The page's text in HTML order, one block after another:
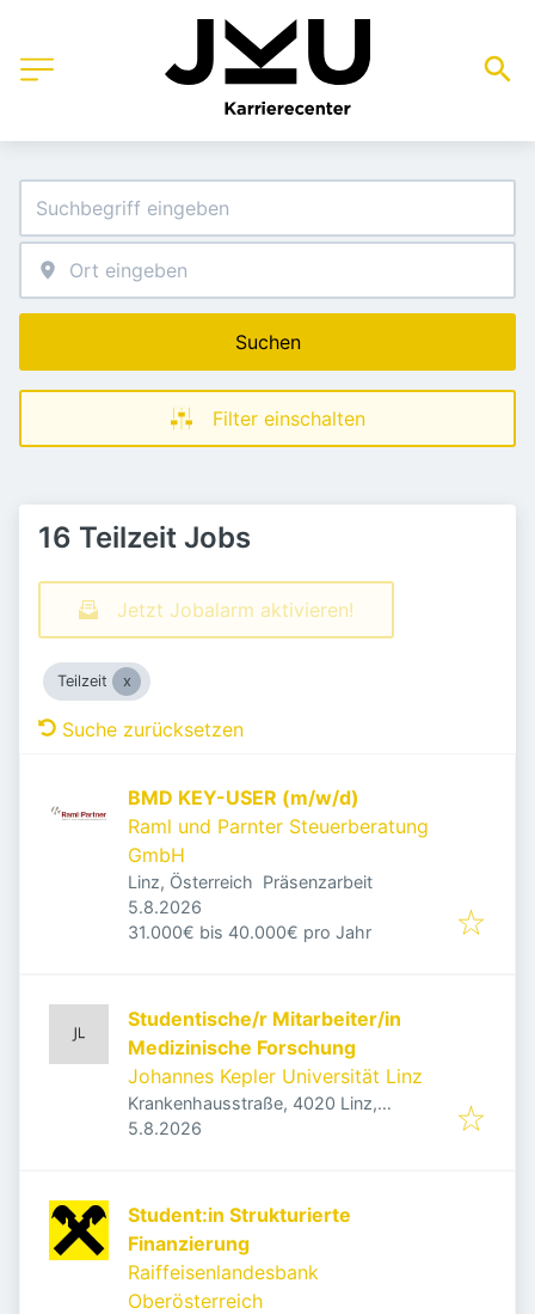
Suchen
Filter einschalten
16 Teilzeit Jobs
Jetzt Jobalarm aktivieren!
Teilzeit
Suche zurücksetzen
BMD KEY-USER (m/w/d)
Raml und Parnter Steuerberatung
GmbH
Linz, Österreich Präsenzarbeit
Veröffentlicht
5.8.2026
31.000€ bis 40.000€ pro Jahr
Studentische/r Mitarbeiter/in
Medizinische Forschung
Johannes Kepler Universität Linz
Krankenhausstraße, 4020 Linz,
Österreich
Veröffentlicht
5.8.2026
Student:in Strukturierte
Finanzierung
Raiffeisenlandesbank
Oberösterreich